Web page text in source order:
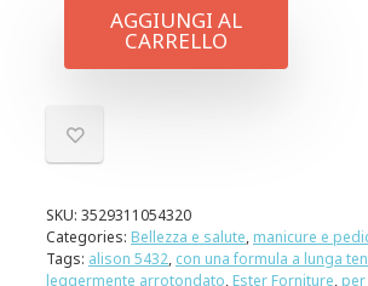
AGGIUNGI AL
CARRELLO
SKU: 3529311054320
Categories: Bellezza e salute, manicure e
Tags: alison 5432, con una formula a lunga
leggermente arrotondato, Ester Forniture,